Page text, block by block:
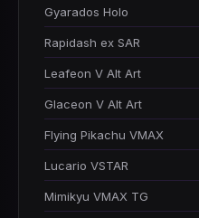
Gyarados Holo
Rapidash ex SAR
Leafeon V Alt Art
Glaceon V Alt Art
Flying Pikachu VMAX
Lucario VSTAR
Mimikyu VMAX TG